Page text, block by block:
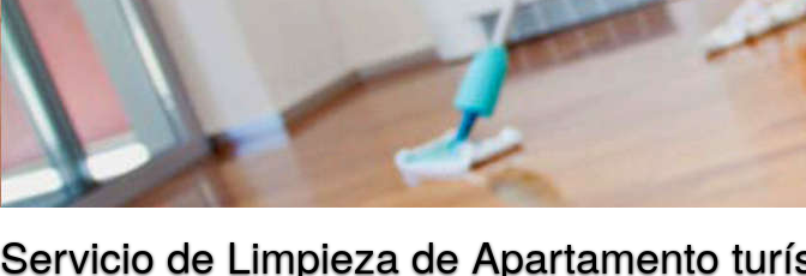
Servicio de Limpieza de Apartamento